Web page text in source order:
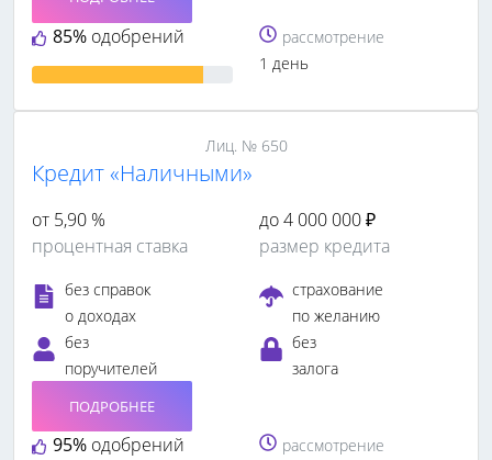
85% одобрений
рассмотрение
1 день
Лиц. № 650
Кредит «Наличными»
от 5,90 %
процентная ставка
до 4 000 000 ₽
размер кредита
без справок
о доходах
страхование
по желанию
без
поручителей
без
залога
95% одобрений
ПОДРОБНЕЕ
рассмотрение